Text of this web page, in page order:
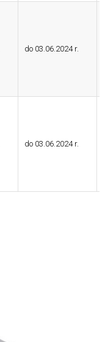
do 03.06.2024 r.
do 03.06.2024 r.